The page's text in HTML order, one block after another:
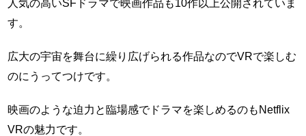
人気の高いSFドラマで映画作品も10作以上公開されていま
す。
広大の宇宙を舞台に繰り広げられる作品なのでVRで楽しむ
のにうってつけです。
映画のような迫力と臨場感でドラマを楽しめるのもNetflix
VRの魅力です。